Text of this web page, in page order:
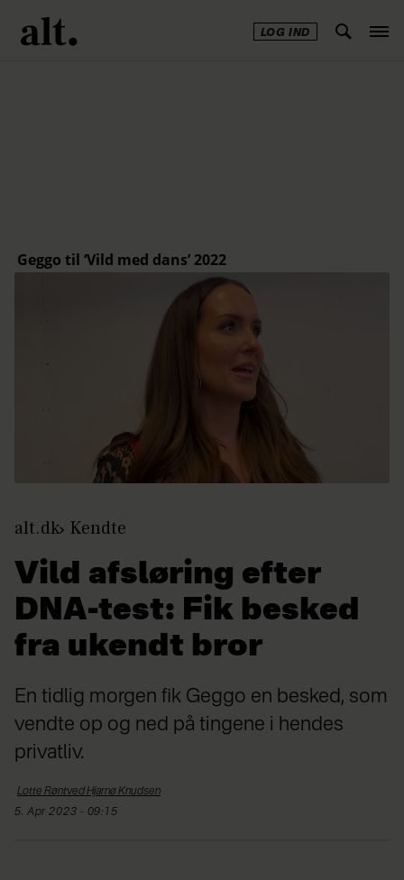
LOG IND
alt.dk Kendte
Vild afsløring efter
DNA-test: Fik besked
fra ukendt bror
En tidlig morgen fik Geggo en besked, som
vendte op og ned på tingene i hendes
privatliv.
Lotte Røntved HjarnøKnudsen
5. Apr 2023 - 09:15